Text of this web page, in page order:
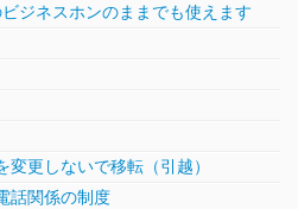
ジネスホンのままでも使えます
変更しないで移転（引越）
話関係の制度